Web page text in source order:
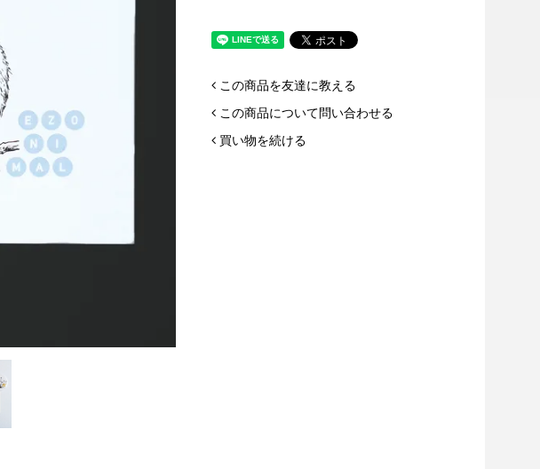
この商品を友達に教える
この商品について問い合わせる
買い物を続ける